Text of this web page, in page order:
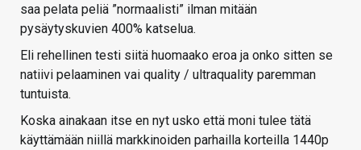
saa pelata peliä ”normaalisti” ilman mitään
pysäytyskuvien 400% katselua.
Eli rehellinen testi siitä huomaako eroa ja onko sitten se
natiivi pelaaminen vai quality / ultraquality paremman
tuntuista.
Koska ainakaan itse en nyt usko että moni tulee tätä
käyttämään niillä markkinoiden parhailla korteilla 1440p